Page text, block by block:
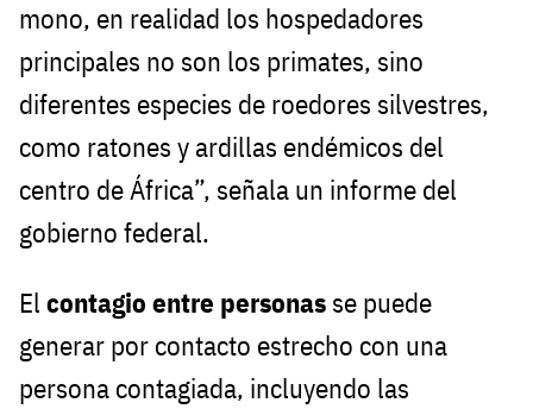
mono, en realidad los hospedadores
principales no son los primates, sino
diferentes especies de roedores silvestres,
como ratones y ardillas endémicos del
centro de África”, señala un informe del
gobierno federal.
El contagio entre personas se puede
generar por contacto estrecho con una
persona contagiada, incluyendo las